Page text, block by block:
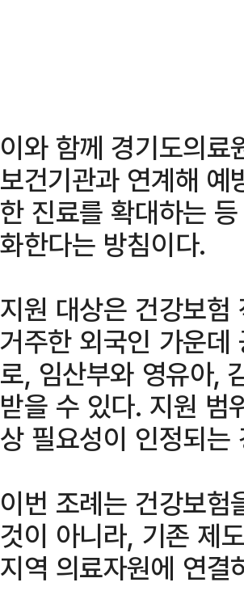
이와 함께 경기도의
보건기관과 연계해
한 진료를 확대하는
화한다는 방침이다.
지원 대상은 건강보
거주한 외국인 가운데
로, 임산부와 영유아,
받을 수 있다. 지원 범
상 필요성이 인정되는
이번 조례는 건강보
것이 아니라, 기존 제
지역 의료자원에 연